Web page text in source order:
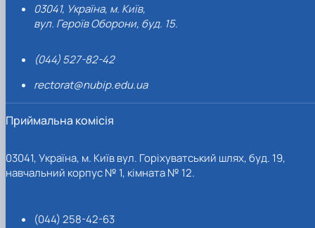
03041, Україна, м. Київ,
вул. Героїв Оборони, буд. 15.
(044) 527-82-42
rectorat@nubip.edu.ua
Приймальна комісія
03041, Україна, м. Київ вул. Горіхуватський шлях, буд. 19,
навчальний корпус № 1, кімната № 12.
(044) 258-42-63